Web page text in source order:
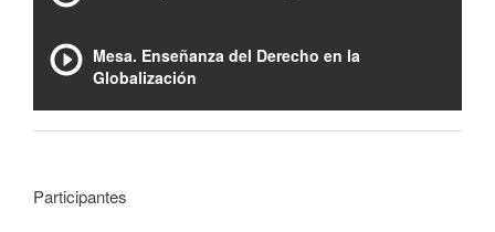
Mesa. Enseñanza del Derecho en la
Globalización
Participantes